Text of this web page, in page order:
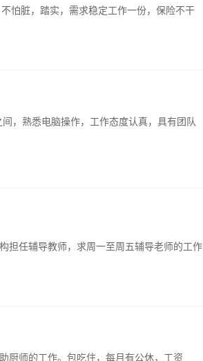
怕脏，踏实，需求稳定工作一份，保险不干
，熟悉电脑操作，工作态度认真，具有团队
担任辅导教师，求周一至周五辅导老师的工作
厨师的工作。包吃住，每月有公休，工资